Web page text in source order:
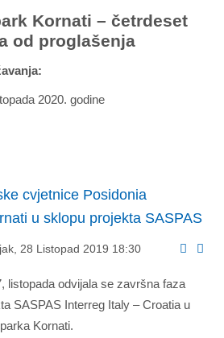
Kornati – četrdeset
od proglašenja
:
2020. godine
cvjetnice Posidonia
u sklopu projekta SASPAS
28 Listopad 2019 18:30
listopada odvijala se završna faza
SASPAS Interreg Italy – Croatia u
Kornati.